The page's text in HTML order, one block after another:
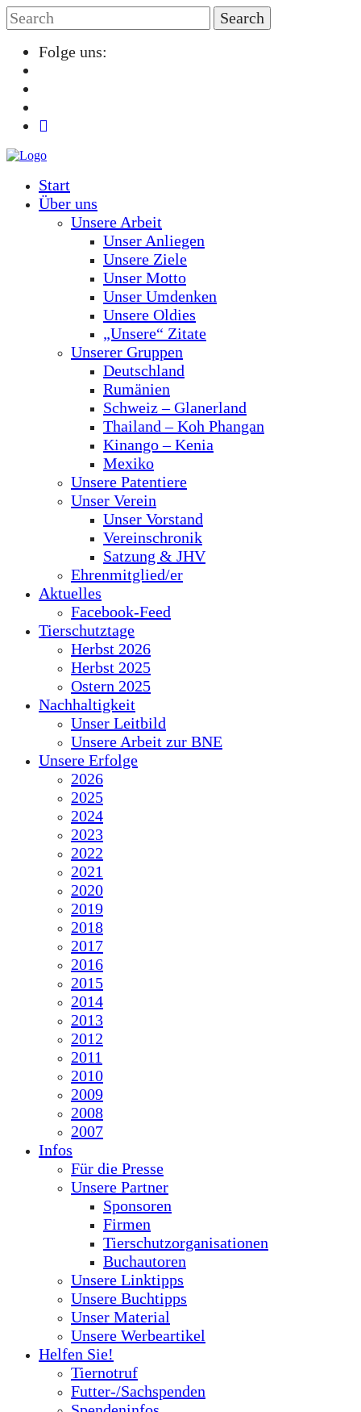
Folge uns:
Start
Über uns
Unsere Arbeit
Unser Anliegen
Unsere Ziele
Unser Motto
Unser Umdenken
Unsere Oldies
„Unsere“ Zitate
Unserer Gruppen
Deutschland
Rumänien
Schweiz – Glanerland
Thailand – Koh Phangan
Kinango – Kenia
Mexiko
Unsere Patentiere
Unser Verein
Unser Vorstand
Vereinschronik
Satzung & JHV
Ehrenmitglied/er
Aktuelles
Facebook-Feed
Tierschutztage
Herbst 2026
Herbst 2025
Ostern 2025
Nachhaltigkeit
Unser Leitbild
Unsere Arbeit zur BNE
Unsere Erfolge
2026
2025
2024
2023
2022
2021
2020
2019
2018
2017
2016
2015
2014
2013
2012
2011
2010
2009
2008
2007
Infos
Für die Presse
Unsere Partner
Sponsoren
Firmen
Tierschutzorganisationen
Buchautoren
Unsere Linktipps
Unsere Buchtipps
Unser Material
Unsere Werbeartikel
Helfen Sie!
Tiernotruf
Futter-/Sachspenden